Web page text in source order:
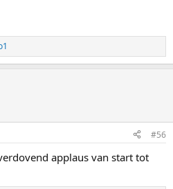
#56
applaus van start tot